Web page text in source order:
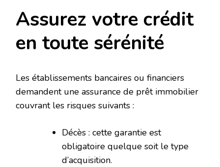
Assurez votre crédit
en toute sérénité
Les établissements bancaires ou financiers
demandent une assurance de prêt immobilier
couvrant les risques suivants :
Décès : cette garantie est
obligatoire quelque soit le type
d’acquisition.